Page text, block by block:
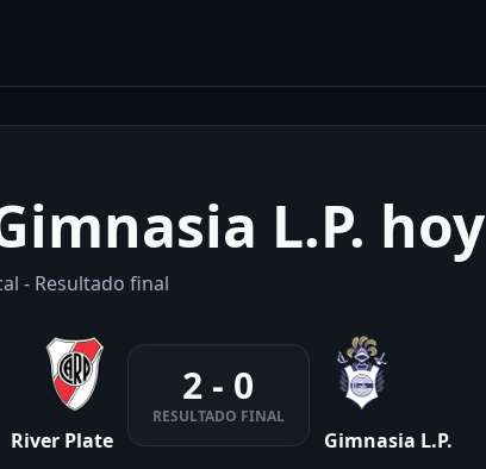
L.P. hoy
- Resultado final
River Plate
2 - 0
RESULTADO FINAL
Gimnasia L.P.